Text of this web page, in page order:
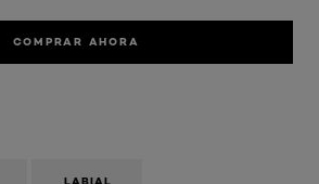
COMPRAR AHORA